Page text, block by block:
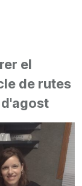
el
de rutes